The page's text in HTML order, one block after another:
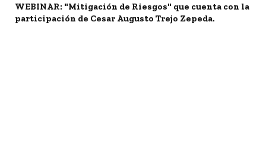
WEBINAR: "Mitigación de Riesgos" que cuenta con la
participación de Cesar Augusto Trejo Zepeda.